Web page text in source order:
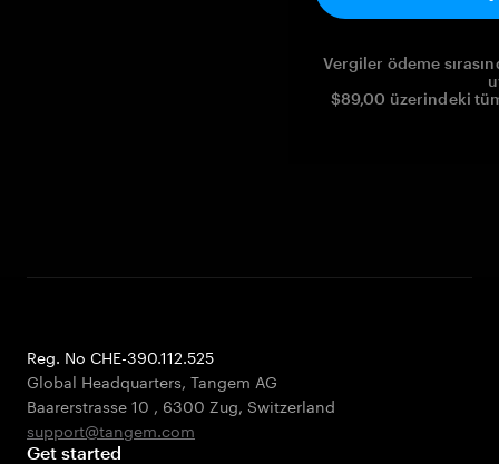
Vergiler ödeme
$89,00 üzerindeki
Reg. No CHE-390.112.525
Global Headquarters, Tangem AG
Baarerstrasse 10 , 6300 Zug, Switzerland
support@tangem.com
Get started